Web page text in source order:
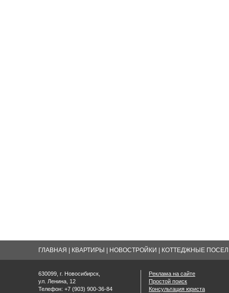
ГЛАВНАЯ КВАРТИРЫ НОВОСТРОЙКИ КОТТЕДЖНЫЕ
630099, г. Новосибирск,
ул. Ленина, 12
Телефон: +7 (903) 900-36-84
Реклама на сайте
Простой поиск
Консультация юриста